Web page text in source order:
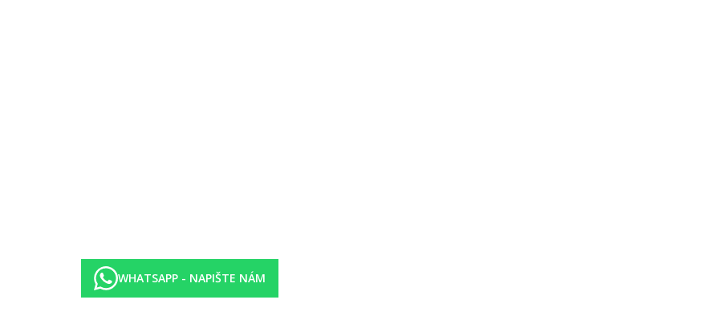
kreolskou kuchyní
WHATSAPP - NAPIŠTE NÁM